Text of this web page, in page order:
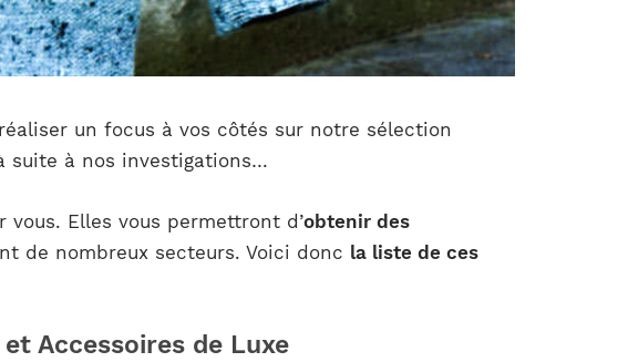
un focus à vos côtés sur notre sélection
suite à nos investigations…
Elles vous permettront d’obtenir des
de nombreux secteurs. Voici donc la liste de ces
Accessoires de Luxe